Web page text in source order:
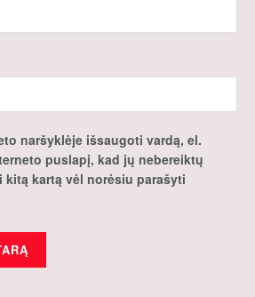
naršyklėje išsaugoti vardą, el.
puslapį, kad jų nebereiktų
kitą kartą vėl norėsiu parašyti